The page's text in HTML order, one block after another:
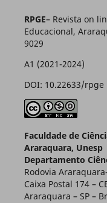
RPGE– Revista on
Educacional,
9029
A1 (2021-2024)
DOI: 10.22633/rpge
Faculdade de
Araraquara, Unesp
Departamento
Rodovia
Caixa Postal 174 –
Araraquara – SP –